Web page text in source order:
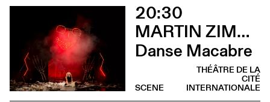
20:30
MARTIN ZIMMERMANN
Danse Macabre
THÉÂTRE DE LA
CITÉ
INTERNATIONALE
SCENE